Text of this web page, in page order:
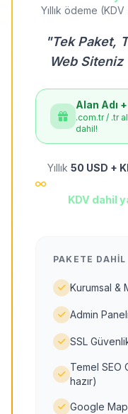
Yıllık ödeme
"Tek Paket,
Web Siteniz
Alan Adı
.com.tr / .tr
dahil!
Yıllık 50 USD +
KDV dahil
PAKETE
Kurumsal &
Admin
SSL
Temel SEO
hazır)
Google